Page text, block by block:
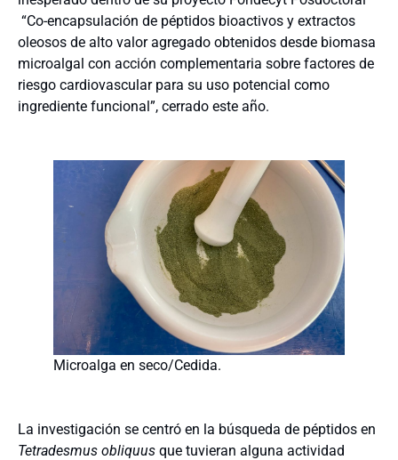
“Co-encapsulación de péptidos bioactivos y extractos
oleosos de alto valor agregado obtenidos desde biomasa
microalgal con acción complementaria sobre factores de
riesgo cardiovascular para su uso potencial como
ingrediente funcional”, cerrado este año.
Microalga en seco/Cedida.
La investigación se centró en la búsqueda de péptidos en
Tetradesmus obliquus que tuvieran alguna actividad